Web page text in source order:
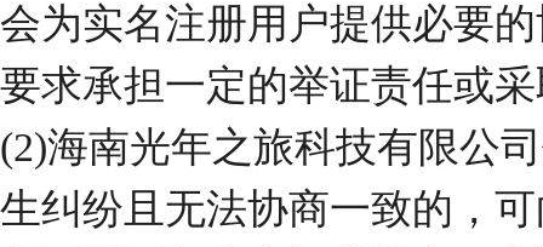
会为实名注册用户提供必要
要求承担一定的举证责任或
(2)海南光年之旅科技有限公
生纠纷且无法协商一致的，